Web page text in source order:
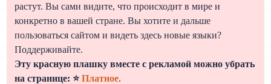
растут. Вы сами видите, что происходит в мире и
конкретно в вашей стране. Вы хотите и дальше
пользоваться сайтом и видеть здесь новые языки?
Поддерживайте.
Эту красную плашку вместе с рекламой можно убрать
на странице: ⭐Платное.